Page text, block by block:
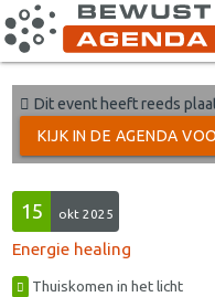
Dit event heeft reeds
KIJK IN DE AGENDA
15 okt 2025
Energie healing
Thuiskomen in het licht